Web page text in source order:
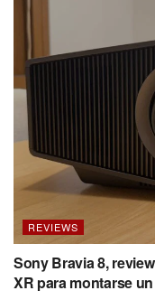
REVIEWS
Sony Bravia 8,
XR para montarse